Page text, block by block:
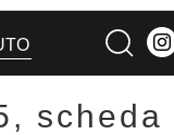
scheda